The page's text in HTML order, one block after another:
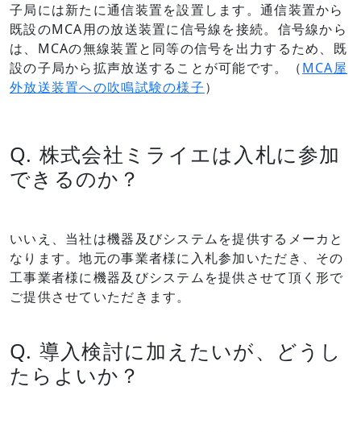
子局には新たに通信装置を設置します。通信装置から
既設のMCA用の放送装置に信号線を接続。信号線から
は、MCAの無線装置と同等の信号を出力するため、既
設の子局から拡声放送することが可能です。（MCA屋
外放送装置への吹鳴試験の様子）
Q. 株式会社ミライエは入札に参加
できるのか？
いいえ、当社は機器及びシステムを提供するメーカと
なります。地元の事業者様に入札参加いただき、その
工事業者様に機器及びシステムを提供させて頂く形で
ご提供させていただきます。
Q. 導入検討に加えたいが、どうし
たらよいか？